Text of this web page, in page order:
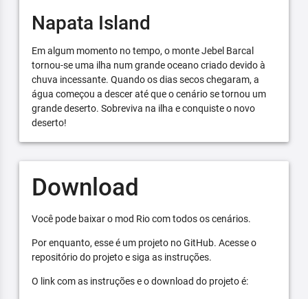
Napata Island
Em algum momento no tempo, o monte Jebel Barcal
tornou-se uma ilha num grande oceano criado devido à
chuva incessante. Quando os dias secos chegaram, a
água começou a descer até que o cenário se tornou um
grande deserto. Sobreviva na ilha e conquiste o novo
deserto!
Download
Você pode baixar o mod Rio com todos os cenários.
Por enquanto, esse é um projeto no GitHub. Acesse o
repositório do projeto e siga as instruções.
O link com as instruções e o download do projeto é: